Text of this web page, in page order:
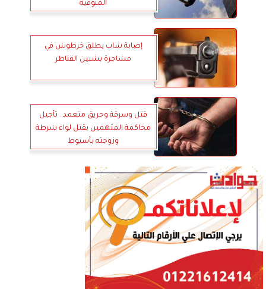
المنوفية
إصابة شاب بطلق خرطوش في
مشاجرة بشبين القناطر
قتل وسرقة وحريق متعمد.. تأجيل
محاكمة المتهمين بقتل لواء شرطة
وزوجته بأسيوط